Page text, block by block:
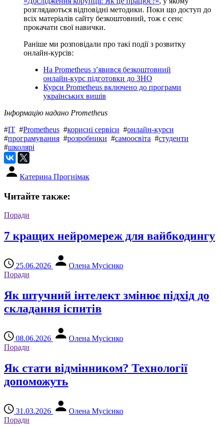
розглядаються відповідні методики. Поки що доступ до
всіх матеріалів сайту безкоштовний, тож є сенс
прокачати свої навички.
Раніше ми розповідали про такі події з розвитку
онлайн-курсів:
На Prometheus з’явився безкоштовний
онлайн-курс підготовки до ЗНО
Курси Prometheus включено до програми
українських вишів
Інформацію надано Prometheus
#IT #Prometheus #корисні сервіси #онлайн-курси
#програмування #розробники #самоосвіта #студенти
#школярі
Катерина Прогнімак
Читайте также:
Поради
7 кращих нейромереж для вайбкодингу
25.06.2026
Олена Мусієнко
Поради
Як штучний інтелект змінює підхід до
складання іспитів
08.06.2026
Олена Мусієнко
Поради
Як стати відмінником? Технології
допоможуть
31.03.2026
Олена Мусієнко
Поради